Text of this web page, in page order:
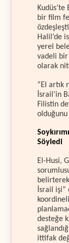
Kudüs’te
bir film
Halil’de
yerel
vadeli bir
olarak
“El artık
İsrail’in
Filistin
Söyledi
El-Husi,
İsrail
desteğe
ittifak